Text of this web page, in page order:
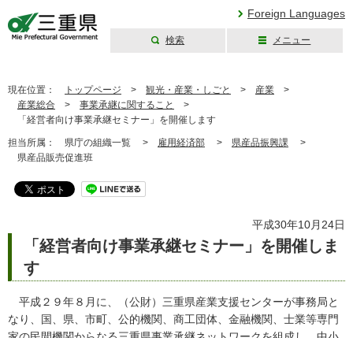
Foreign Languages
検索 メニュー
現在位置： トップページ > 観光・産業・しごと > 産業 >
産業総合 > 事業承継に関すること
>
「経営者向け事業承継セミナー」を開催します
担当所属： 県庁の組織一覧 > 雇用経済部 > 県産品振興課 >
県産品販売促進班
平成30年10月24日
「経営者向け事業承継セミナー」を開催しま
す
平成２９年８月に、（公財）三重県産業支援センターが事務局と
なり、国、県、市町、公的機関、商工団体、金融機関、士業等専門